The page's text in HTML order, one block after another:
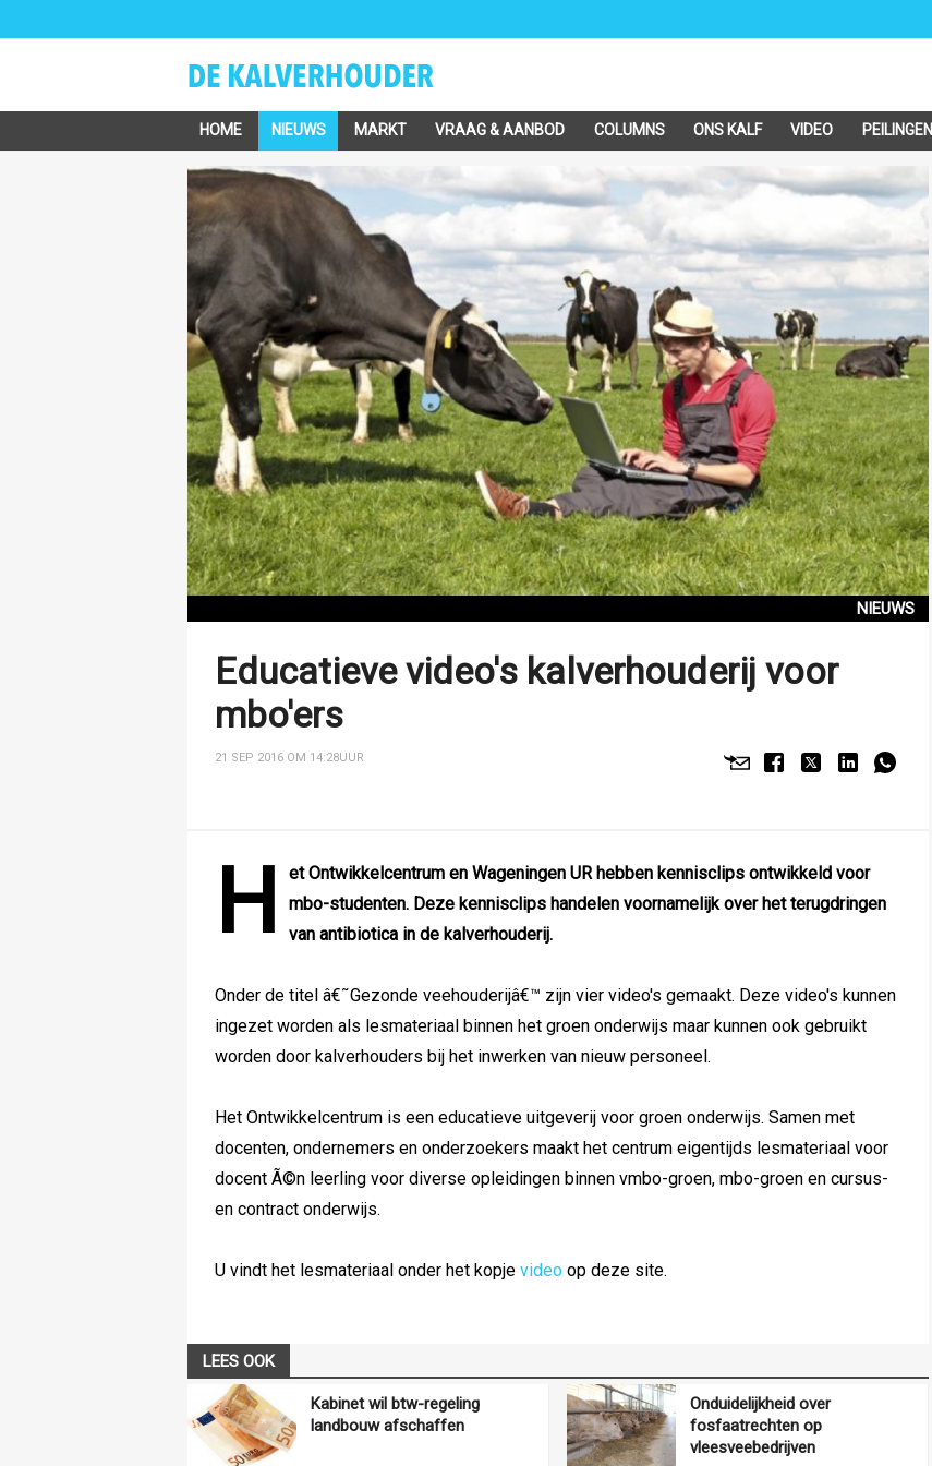
HOME NIEUWS MARKT VRAAG & AANBOD COLUMNS ONS KALF VIDEO PEILINGEN
NIEUWS
Educatieve video's kalverhouderij voor
mbo'ers
21 SEP 2016 OM 14:28UUR
H
et Ontwikkelcentrum en Wageningen UR hebben kennisclips ontwikkeld voor
mbo-studenten. Deze kennisclips handelen voornamelijk over het terugdringen
van antibiotica in de kalverhouderij.
Onder de titel â€˜Gezonde veehouderijâ€™ zijn vier video's gemaakt. Deze video's kunnen
ingezet worden als lesmateriaal binnen het groen onderwijs maar kunnen ook gebruikt
worden door kalverhouders bij het inwerken van nieuw personeel.
Het Ontwikkelcentrum is een educatieve uitgeverij voor groen onderwijs. Samen met
docenten, ondernemers en onderzoekers maakt het centrum eigentijds lesmateriaal voor
docent Ã©n leerling voor diverse opleidingen binnen vmbo-groen, mbo-groen en cursus-
en contract onderwijs.
U vindt het lesmateriaal onder het kopje video op deze site.
LEES OOK
Kabinet wil btw-regeling
landbouw afschaffen
Onduidelijkheid over
fosfaatrechten op
vleesveebedrijven